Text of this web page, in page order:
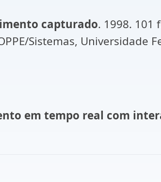
capturado. 1998. 101
Sistemas, Universidade
em tempo real com